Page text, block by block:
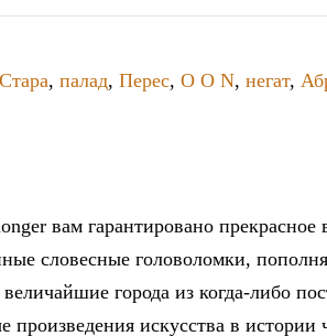
Стара, палад, Перес, O O N, негат,
вам гарантировано прекрасное
словесные головоломки,
города из когда-либо
произведения искусства в истории